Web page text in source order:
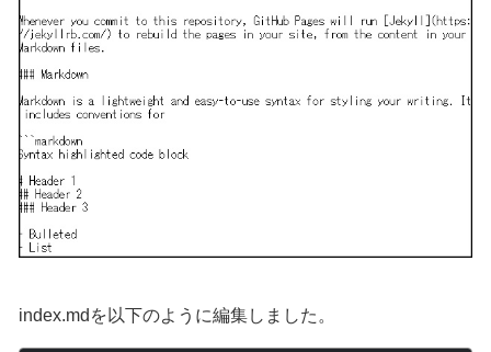
index.mdを以下のように編集しました。